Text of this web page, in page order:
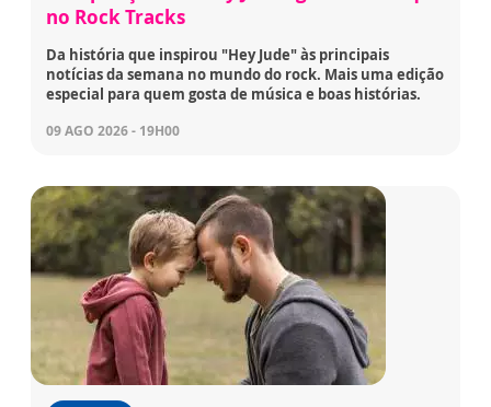
no Rock Tracks
Da história que inspirou "Hey Jude" às principais
notícias da semana no mundo do rock. Mais uma edição
especial para quem gosta de música e boas histórias.
09 AGO 2026 - 19H00